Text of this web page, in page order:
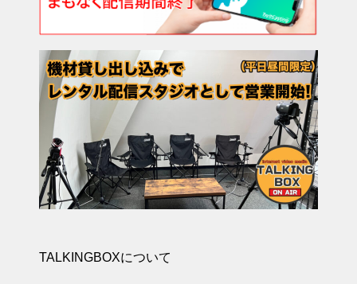
TALKINGBOXについて